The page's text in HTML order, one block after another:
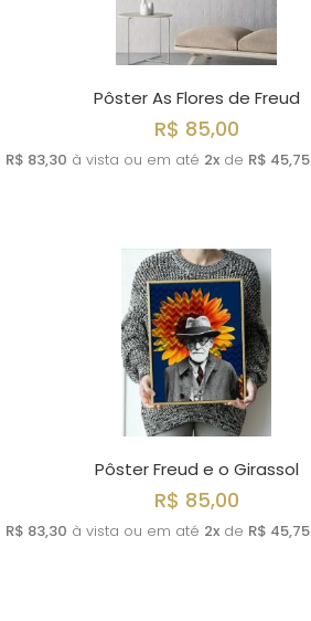
Pôster As Flores de Freud
R$ 85,00
R$ 83,30 à vista ou em até 2x de R$ 45,75
Pôster Freud e o Girassol
R$ 85,00
R$ 83,30 à vista ou em até 2x de R$ 45,75